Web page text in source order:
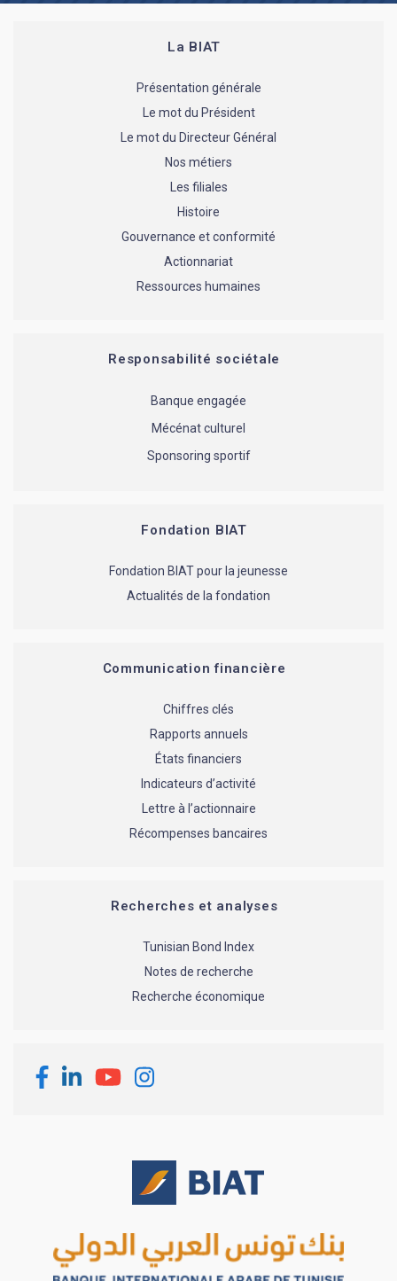
La BIAT
Présentation générale
Le mot du Président
Le mot du Directeur Général
Nos métiers
Les filiales
Histoire
Gouvernance et conformité
Actionnariat
Ressources humaines
Responsabilité sociétale
Banque engagée
Mécénat culturel
Sponsoring sportif
Fondation BIAT
Fondation BIAT pour la jeunesse
Actualités de la fondation
Communication financière
Chiffres clés
Rapports annuels
États financiers
Indicateurs d’activité
Lettre à l’actionnaire
Récompenses bancaires
Recherches et analyses
Tunisian Bond Index
Notes de recherche
Recherche économique